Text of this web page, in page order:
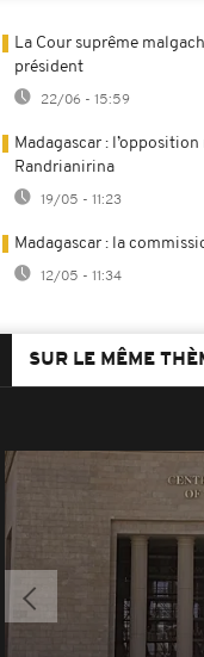
La Cour suprême
président
22/06 - 15:59
Madagascar :
Randrianirina
19/05 - 11:23
Madagascar : la
12/05 - 11:34
SUR LE MÊME